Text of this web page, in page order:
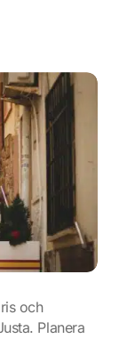
och
Planera